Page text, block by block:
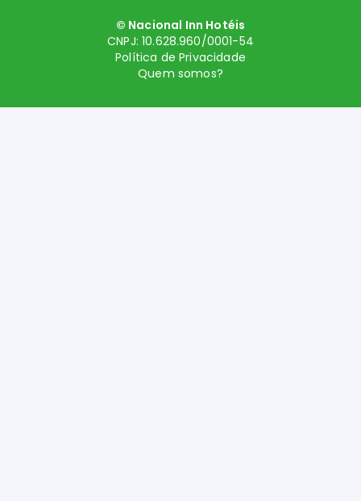
© Nacional Inn Hotéis
CNPJ: 10.628.960/0001-54
Política de Privacidade
Quem somos?